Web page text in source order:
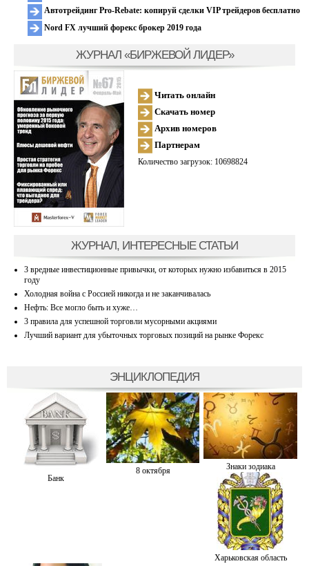
Автотрейдинг Pro-Rebate: копируй сделки VIP трейдеров бесплатно
Nord FX лучший форекс брокер 2019 года
ЖУРНАЛ «БИРЖЕВОЙ ЛИДЕР»
Читать онлайн
Скачать номер
Архив номеров
Партнерам
Количество загрузок: 10698824
ЖУРНАЛ, ИНТЕРЕСНЫЕ СТАТЬИ
3 вредные инвестиционные привычки, от которых нужно избавиться в 2015
году
Холодная война с Россией никогда и не заканчивалась
Нефть: Все могло быть и хуже…
3 правила для успешной торговли мусорными акциями
Лучший вариант для убыточных торговых позиций на рынке Форекс
ЭНЦИКЛОПЕДИЯ
Банк
8 октября Знаки зодиака
Харьковская область